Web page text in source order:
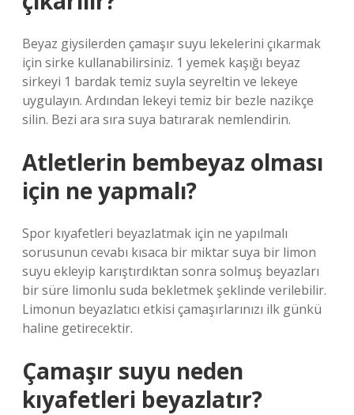
Beyaz giysilerden çamaşır suyu lekelerini çıkarmak
için sirke kullanabilirsiniz. 1 yemek kaşığı beyaz
sirkeyi 1 bardak temiz suyla seyreltin ve lekeye
uygulayın. Ardından lekeyi temiz bir bezle nazikçe
silin. Bezi ara sıra suya batırarak nemlendirin.
Atletlerin bembeyaz olması
için ne yapmalı?
Spor kıyafetleri beyazlatmak için ne yapılmalı
sorusunun cevabı kısaca bir miktar suya bir limon
suyu ekleyip karıştırdıktan sonra solmuş beyazları
bir süre limonlu suda bekletmek şeklinde verilebilir.
Limonun beyazlatıcı etkisi çamaşırlarınızı ilk günkü
haline getirecektir.
Çamaşır suyu neden
kıyafetleri beyazlatır?